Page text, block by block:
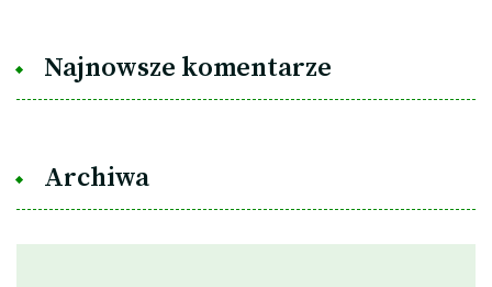
Najnowsze komentarze
Archiwa